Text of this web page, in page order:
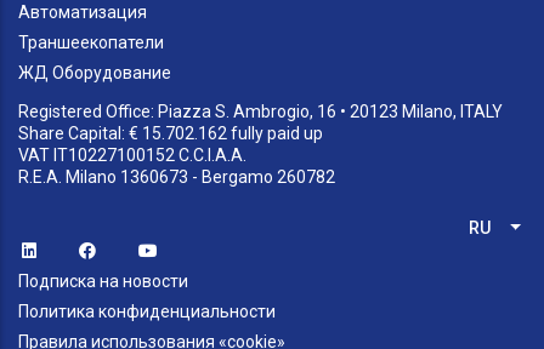
Автоматизация
Траншеекопатели
ЖД Оборудование
Registered Office: Piazza S. Ambrogio, 16 • 20123 Milano, ITALY
Share Capital: € 15.702.162 fully paid up
VAT IT10227100152 C.C.I.A.A.
R.E.A. Milano 1360673 - Bergamo 260782
RU
Подписка на новости
Политика конфиденциальности
Правила использования «cookie»